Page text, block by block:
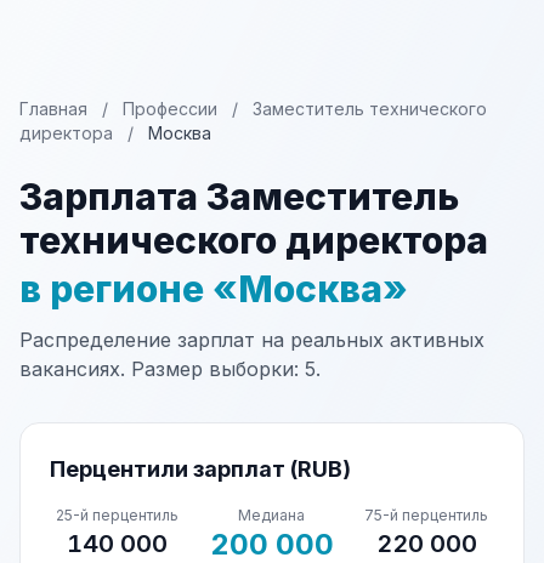
Главная / Профессии /
Заместитель технического
директора
/ Москва
Зарплата Заместитель
технического директора
в регионе «Москва»
Распределение зарплат на реальных активных
вакансиях. Размер выборки: 5.
Перцентили зарплат (RUB)
25-й перцентиль
140 000
Медиана
200 000
75-й перцентиль
220 000